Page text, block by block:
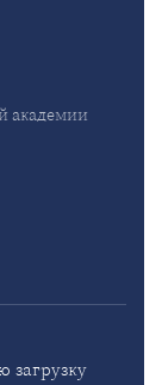
академии
загрузку